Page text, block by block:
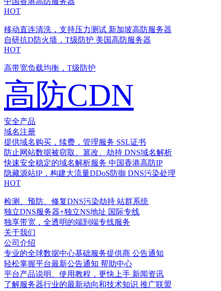
HOT
移动直连清洗，支持压力测试 新加坡高防服务器
自研抗D防火墙，T级防护 美国高防服务器
HOT
高带宽负载均衡，T级防护
高防CDN
安全产品
域名注册
提供域名购买，续费，管理服务 SSL证书
防止网站数据被窃取、篡改、劫持 DNS域名解析
快速安全稳定的域名解析服务 中国香港高防IP
隐藏源站IP，构建大流量DDoS防御 DNS污染处理
HOT
检测、预防、修复DNS污染劫持 站群系统
独立DNS服务器+独立NS地址 国际专线
独享带宽，全透明的端到端专线服务
关于我们
公司介绍
专业的全球数据中心基础服务提供商 公告通知
轻松掌握平台最新公告通知 帮助中心
平台产品说明、使用教程，更快上手 新闻资讯
了解服务器行业的最新动向和技术知识 推广联盟